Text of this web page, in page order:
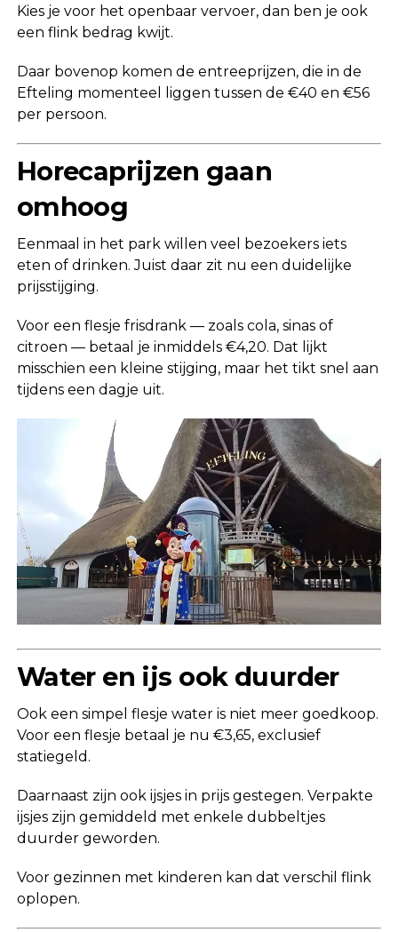
Kies je voor het openbaar vervoer, dan ben je ook
een flink bedrag kwijt.
Daar bovenop komen de entreeprijzen, die in de
Efteling momenteel liggen tussen de €40 en €56
per persoon.
Horecaprijzen gaan
omhoog
Eenmaal in het park willen veel bezoekers iets
eten of drinken. Juist daar zit nu een duidelijke
prijsstijging.
Voor een flesje frisdrank — zoals cola, sinas of
citroen — betaal je inmiddels €4,20. Dat lijkt
misschien een kleine stijging, maar het tikt snel aan
tijdens een dagje uit.
Water en ijs ook duurder
Ook een simpel flesje water is niet meer goedkoop.
Voor een flesje betaal je nu €3,65, exclusief
statiegeld.
Daarnaast zijn ook ijsjes in prijs gestegen. Verpakte
ijsjes zijn gemiddeld met enkele dubbeltjes
duurder geworden.
Voor gezinnen met kinderen kan dat verschil flink
oplopen.